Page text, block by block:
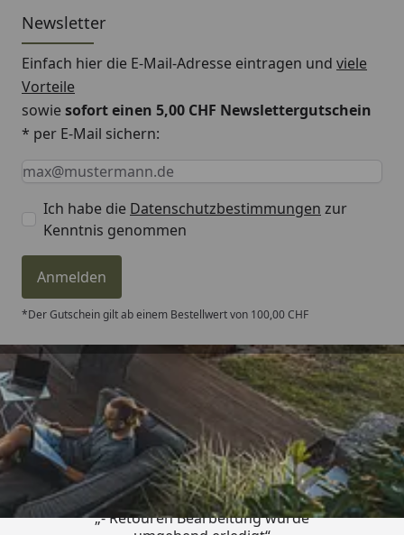
Bestellnummer Ihrer Musterbestellung mitteilen.
Nutzen Sie hierfür einfach das Kommentarfeld am
Ende des Bestellprozesses. Die Bestellnummer
Ihrer Musterbestellung beginnt mit KOS... oder
MES...
Unser Kundenservice steht Ihnen bei Rückfragen
gerne zur Verfügung und unterstützt Sie bei Ihrer
Auswahl. Genießen Sie die Sicherheit, das richtige
Produkt für Ihr Zuhause zu finden – mit unseren
Handmustern.
Newsletter
Einfach hier die E-Mail-Adresse eintragen und viele
Vorteile
sowiesofort einen 5,00 CHF Newslettergutschein
* per E-Mail sichern:
Keine Eingabe erforderlich
Eingabe erforderlich
E-Mail *
Ich habe die Datenschutzbestimmungen zur
Kenntnis genommen
Anmelden
*Der Gutschein gilt ab einem Bestellwert von 100,00 CHF
Trusted Shops
4,81/ 5
„- Retouren Bearbeitung wurde